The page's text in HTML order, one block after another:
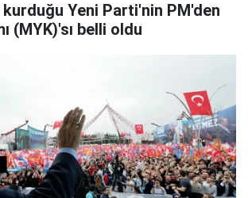
Yeni Parti'nin PM'den
(MYK)'sı belli oldu